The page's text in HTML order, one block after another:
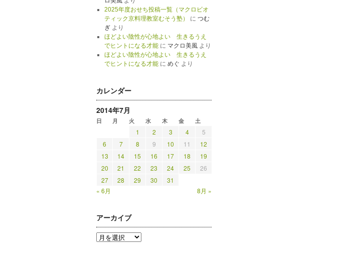
2025年度おせち投稿一覧（マクロビオ
ティック京料理教室むそう塾）
に つむ
ぎより
ほどよい陰性が心地よい 生きるうえ
でヒントになる才能に マクロ美風より
ほどよい陰性が心地よい 生きるうえ
でヒントになる才能に めぐ より
カレンダー
2014年7月
日 月 火 水 木 金 土
1 2 3 4
5
6
7 8 9 10 11
12
13
14 15 16 17 18
19
20
21 22 23 24 25
26
27
28 29 30
31
« 6月
8月 »
アーカイブ
ア